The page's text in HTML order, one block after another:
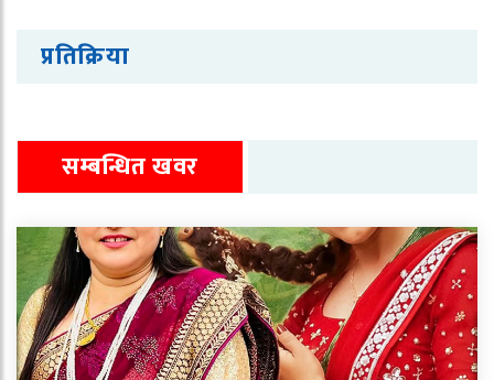
प्रतिक्रिया
सम्बन्धित खवर